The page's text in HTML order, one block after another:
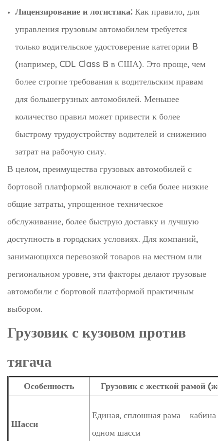
Лицензирование и логистика: Как правило, для
управления грузовым автомобилем требуется
только водительское удостоверение категории B
(например, CDL Class B в США). Это проще, чем
более строгие требования к водительским правам
для большегрузных автомобилей. Меньшее
количество правил может привести к более
быстрому трудоустройству водителей и снижению
затрат на рабочую силу.
В целом, преимущества грузовых автомобилей с
бортовой платформой включают в себя более низкие
общие затраты, упрощенное техническое
обслуживание, более быструю доставку и лучшую
доступность в городских условиях. Для компаний,
занимающихся перевозкой товаров на местном или
региональном уровне, эти факторы делают грузовые
автомобили с бортовой платформой практичным
выбором.
Грузовик с кузовом против
тягача
Особенность Грузовик с жесткой рамой
Шасси
Единая, сплошная рама – кабина
одном шасси